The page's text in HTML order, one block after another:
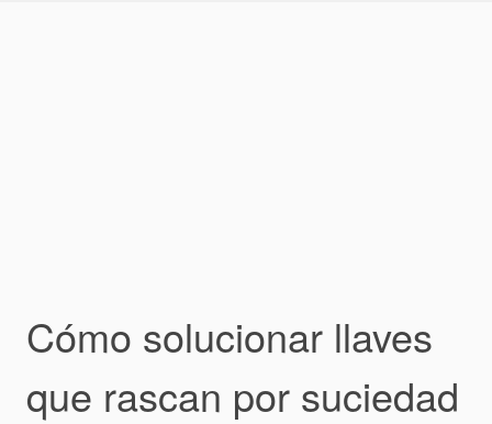
Cómo solucionar llaves
que rascan por suciedad